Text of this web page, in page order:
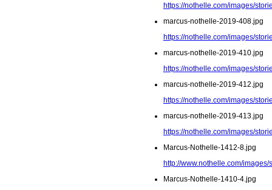
https://nothelle.com/images/
marcus-nothelle-2019-408.jpg
https://nothelle.com/images/
marcus-nothelle-2019-410.jpg
https://nothelle.com/images/
marcus-nothelle-2019-412.jpg
https://nothelle.com/images/
marcus-nothelle-2019-413.jpg
https://nothelle.com/images/
Marcus-Nothelle-1412-8.jpg
http://www.nothelle.com/
Marcus-Nothelle-1410-4.jpg